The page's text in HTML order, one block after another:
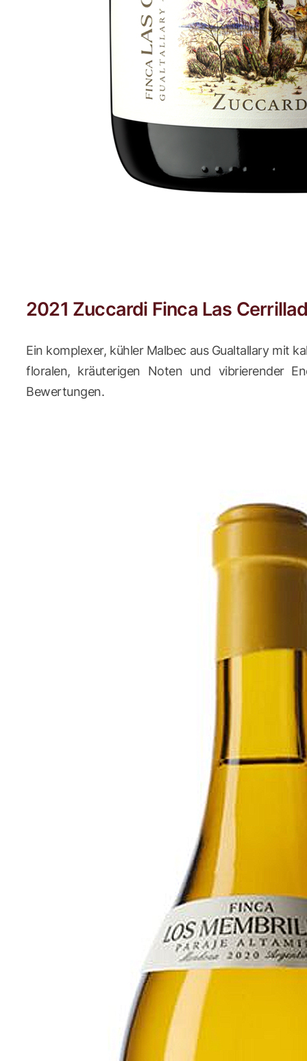
2021 Zuccardi Finca Las
Ein komplexer, kühler Malbec aus Gualtallary mit
floralen, kräuterigen Noten und vibrierender
Bewertungen.